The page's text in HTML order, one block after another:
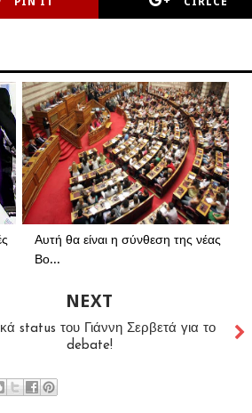
Αυτή θα είναι η σύνθεση της νέας
Βο...
NEXT
status του Γιάννη Σερβετά για το
debate!